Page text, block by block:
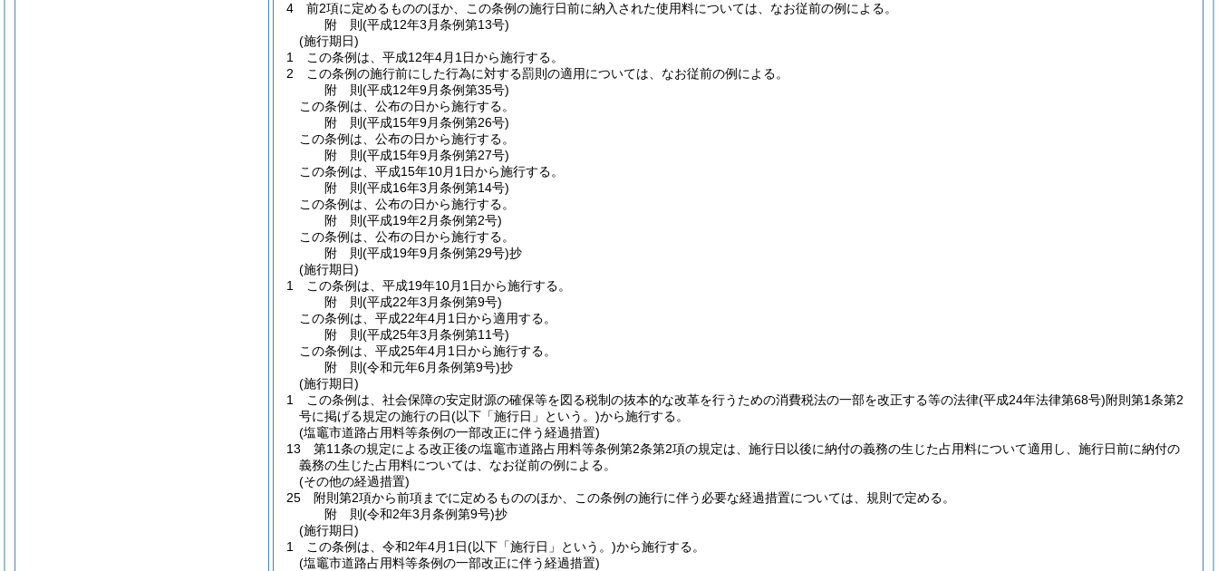
4
前2項に定めるもののほか、この条例の施行日前に納入された使用料については、なお従前の例による。
附 則(平成12年3月条例第13号)
(施行期日)
1
この条例は、平成12年4月1日から施行する。
2
この条例の施行前にした行為に対する罰則の適用については、なお従前の例による。
附 則(平成12年9月条例第35号)
この条例は、公布の日から施行する。
附 則(平成15年9月条例第26号)
この条例は、公布の日から施行する。
附 則(平成15年9月条例第27号)
この条例は、平成15年10月1日から施行する。
附 則(平成16年3月条例第14号)
この条例は、公布の日から施行する。
附 則(平成19年2月条例第2号)
この条例は、公布の日から施行する。
附 則(平成19年9月条例第29号)抄
(施行期日)
1
この条例は、平成19年10月1日から施行する。
附 則(平成22年3月条例第9号)
この条例は、平成22年4月1日から適用する。
附 則(平成25年3月条例第11号)
この条例は、平成25年4月1日から施行する。
附 則(令和元年6月条例第9号)抄
(施行期日)
1
この条例は、社会保障の安定財源の確保等を図る税制の抜本的な改革を行うための消費税法の一部を改正する等の法律(平成24年法律第68号)附則第1条第2
号に掲げる規定の施行の日(以下「施行日」という。)から施行する。
(塩竈市道路占用料等条例の一部改正に伴う経過措置)
13
第11条の規定による改正後の塩竈市道路占用料等条例第2条第2項の規定は、施行日以後に納付の義務の生じた占用料について適用し、施行日前に納付の
義務の生じた占用料については、なお従前の例による。
(その他の経過措置)
25
附則第2項から前項までに定めるもののほか、この条例の施行に伴う必要な経過措置については、規則で定める。
附 則(令和2年3月条例第9号)抄
(施行期日)
1
この条例は、令和2年4月1日(以下「施行日」という。)から施行する。
(塩竈市道路占用料等条例の一部改正に伴う経過措置)